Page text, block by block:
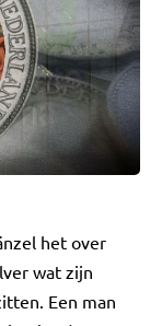
het over
wat zijn
Een man